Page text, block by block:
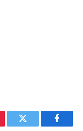
فيسبوك تويتر